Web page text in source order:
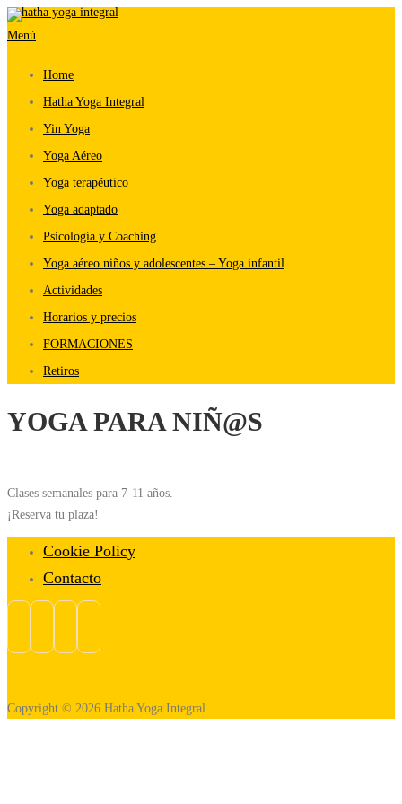
Saltar
al
Menú
Home
Hatha Yoga Integral
Yin Yoga
Yoga Aéreo
Yoga terapéutico
Yoga adaptado
Psicología y Coaching
Yoga aéreo niños y adolescentes – Yoga infantil
Actividades
Horarios y precios
FORMACIONES
Retiros
YOGA PARA NIÑ@S
Clases semanales para 7-11 años.
¡Reserva tu plaza!
Cookie Policy
Contacto
Copyright © 2026 Hatha Yoga Integral